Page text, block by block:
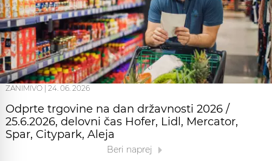
ZANIMIVO 24. 06. 2026
Odprte trgovine na dan državnosti 2026 /
25.6.2026, delovni čas Hofer, Lidl, Mercator,
Spar, Citypark, Aleja
Beri naprej